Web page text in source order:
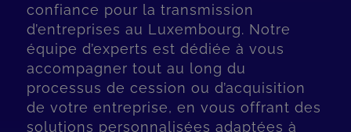
confiance pour la transmission
d’entreprises au Luxembourg. Notre
équipe d’experts est dédiée à vous
accompagner tout au long du
processus de cession ou d’acquisition
de votre entreprise, en vous offrant des
solutions personnalisées adaptées à